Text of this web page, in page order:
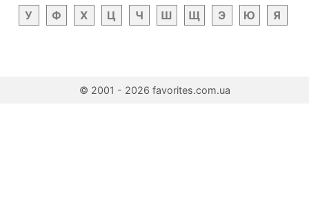
У Ф Х Ц Ч Ш Щ Э Ю Я
© 2001 - 2026 favorites.com.ua